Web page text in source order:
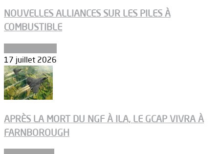
NOUVELLES ALLIANCES SUR LES PILES À
COMBUSTIBLE
17 juillet 2026
APRÈS LA MORT DU NGF À ILA, LE GCAP VIVRA À
FARNBOROUGH